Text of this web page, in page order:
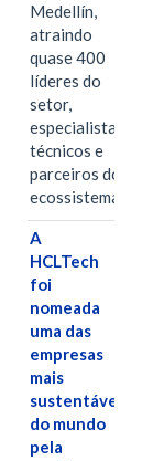
Medellín,
atraindo
quase 400
líderes do
setor,
especialistas
técnicos e
parceiros do
ecossistema.…
A
HCLTech
foi
nomeada
uma das
empresas
mais
sustentáveis
do mundo
pela